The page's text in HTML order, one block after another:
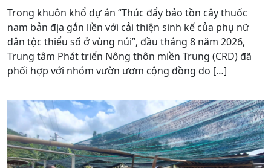
Trong khuôn khổ dự án “Thúc đẩy bảo tồn cây thuốc
nam bản địa gắn liền với cải thiện sinh kế của phụ nữ
dân tộc thiểu số ở vùng núi”, đầu tháng 8 năm 2026,
Trung tâm Phát triển Nông thôn miền Trung (CRD) đã
phối hợp với nhóm vườn ươm cộng đồng do […]